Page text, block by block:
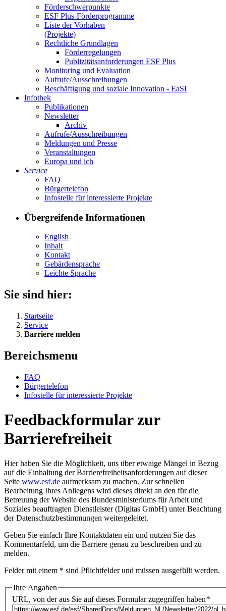
För­der­schwer­punk­te
ESF Plus-För­der­pro­gram­me
Lis­te der Vor­ha­ben
(Pro­jek­te)
Recht­li­che Grund­la­gen
För­der­re­ge­lun­gen
Pu­bli­zi­täts­an­for­de­run­gen ESF Plus
Mo­ni­to­ring und Eva­lua­ti­on
Auf­ru­fe/Aus­schrei­bun­gen
Be­schäf­ti­gung und so­zia­le In­no­va­ti­on - Ea­SI
In­fo­thek
Pu­bli­ka­tio­nen
Newslet­ter
Ar­chiv
Auf­ru­fe/Aus­schrei­bun­gen
Mel­dun­gen und Pres­se
Ver­an­stal­tun­gen
Eu­ro­pa und ich
Ser­vice
FAQ
Bür­ger­te­le­fon
In­fo­stel­le für in­ter­es­sier­te Pro­jek­te
Übergreifende Informationen
English
In­halt
Kon­takt
Ge­bär­den­spra­che
Leich­te Spra­che
Sie sind hier:
Startseite
Service
Barriere melden
Bereichsmenu
FAQ
Bür­ger­te­le­fon
In­fo­stel­le für in­ter­es­sier­te Pro­jek­te
Feedbackformular zur
Barrierefreiheit
Hier haben Sie die Möglichkeit, uns über etwaige Mängel in Bezug
auf die Einhaltung der Barrierefreiheitsanforderungen auf dieser
Seite www.esf.de aufmerksam zu machen. Zur schnellen
Bearbeitung Ihres Anliegens wird dieses direkt an den für die
Betreuung der Website des Bundesministeriums für Arbeit und
Soziales beauftragten Dienstleister (Digitas GmbH) unter Beachtung
derDatenschutzbestimmungen weitergeleitet.
Geben Sie einfach Ihre Kontaktdaten ein und nutzen Sie das
Kommentarfeld, um die Barriere genau zu beschreiben und zu
melden.
Felder mit einem * sind Pflichtfelder und müssen ausgefüllt werden.
Ihre Angaben
URL, von der aus Sie auf dieses Formular zugegriffen haben*